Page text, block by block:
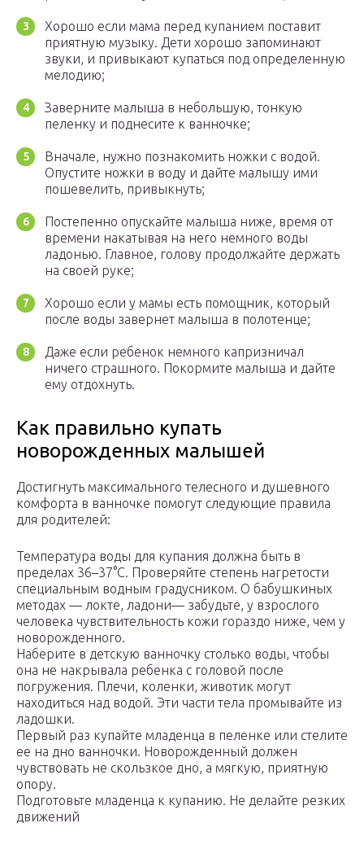
Хорошо если мама перед купанием поставит
приятную музыку. Дети хорошо запоминают
звуки, и привыкают купаться под определенную
мелодию;
Заверните малыша в небольшую, тонкую
пеленку и поднесите к ванночке;
Вначале, нужно познакомить ножки с водой.
Опустите ножки в воду и дайте малышу ими
пошевелить, привыкнуть;
Постепенно опускайте малыша ниже, время от
времени накатывая на него немного воды
ладонью. Главное, голову продолжайте держать
на своей руке;
Хорошо если у мамы есть помощник, который
после воды завернет малыша в полотенце;
Даже если ребенок немного капризничал
ничего страшного. Покормите малыша и дайте
ему отдохнуть.
Как правильно купать
новорожденных малышей
Достигнуть максимального телесного и душевного
комфорта в ванночке помогут следующие правила
для родителей:
Температура воды для купания должна быть в
пределах 36–37°С. Проверяйте степень нагретости
специальным водным градусником. О бабушкиных
методах — локте, ладони— забудьте, у взрослого
человека чувствительность кожи гораздо ниже, чем у
новорожденного.
Наберите в детскую ванночку столько воды, чтобы
она не накрывала ребенка с головой после
погружения. Плечи, коленки, животик могут
находиться над водой. Эти части тела промывайте из
ладошки.
Первый раз купайте младенца в пеленке или стелите
ее на дно ванночки. Новорожденный должен
чувствовать не скользкое дно, а мягкую, приятную
опору.
Подготовьте младенца к купанию. Не делайте резких
движений